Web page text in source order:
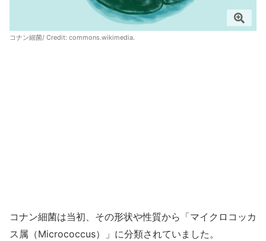
コナン細菌/ Credit: commons.wikimedia.
コナン細菌は当初、その形状や性質から「マイクロコッカ
ス属（Micrococcus）」に分類されていました。